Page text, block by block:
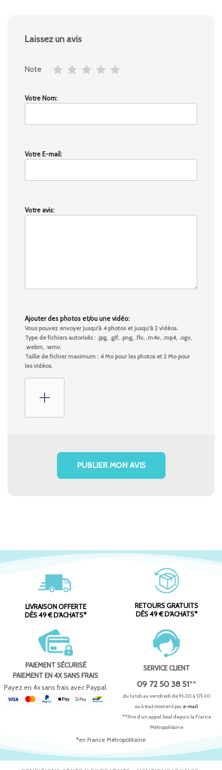
Laissez un avis
Note
Votre Nom:
Votre E-mail:
Votre avis:
Ajouter des photos et/ou une vidéo:
Vous pouvez envoyer jusqu'à 4 photos et jusqu'à 2 vidéos.
Type de fichiers autorisés : .jpg, .gif, .png, .flv, .m4v, .mp4, .ogv,
.webm, .wmv.
Taille de fichier maximum : 4 Mo pour les photos et 2 Mo pour
les vidéos.
PUBLIER MON AVIS
LIVRAISON OFFERTE
DÈS 49 € D'ACHATS*
RETOURS GRATUITS
DÈS 49 € D'ACHATS*
PAIEMENT SÉCURISÉ
PAIEMENT EN 4X SANS FRAIS
Payez en 4x sans frais avec Paypal.
SERVICE CLIENT
09 72 50 38 51**
du lundi au vendredi de 9h30 à 17h30
ou à tout moment par e-mail.
**Prix d'un appel local depuis la France
Métropolitaine
*en France Métropolitaine